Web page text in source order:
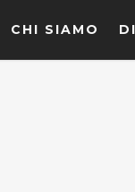
CHI SIAMO